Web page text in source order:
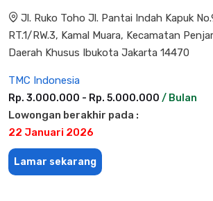
Jl. Ruko Toho Jl. Pantai Indah Kapuk
RT.1/RW.3, Kamal Muara, Kecamatan
Daerah Khusus Ibukota Jakarta 14470
TMC Indonesia
Rp. 3.000.000 - Rp. 5.000.000 / Bulan
Lowongan berakhir pada :
22 Januari 2026
Lamar sekarang